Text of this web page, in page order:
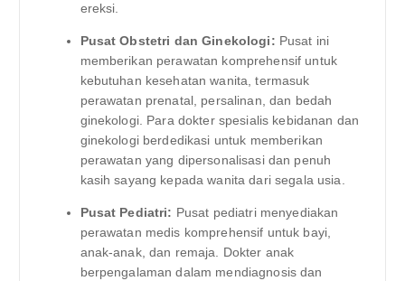
ereksi.
Pusat Obstetri dan Ginekologi: Pusat ini
memberikan perawatan komprehensif untuk
kebutuhan kesehatan wanita, termasuk
perawatan prenatal, persalinan, dan bedah
ginekologi. Para dokter spesialis kebidanan dan
ginekologi berdedikasi untuk memberikan
perawatan yang dipersonalisasi dan penuh
kasih sayang kepada wanita dari segala usia.
Pusat Pediatri: Pusat pediatri menyediakan
perawatan medis komprehensif untuk bayi,
anak-anak, dan remaja. Dokter anak
berpengalaman dalam mendiagnosis dan